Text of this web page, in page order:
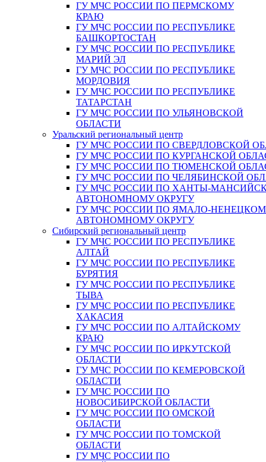
ГУ МЧС РОССИИ ПО ПЕРМСКОМУ
КРАЮ
ГУ МЧС РОССИИ ПО РЕСПУБЛИКЕ
БАШКОРТОСТАН
ГУ МЧС РОССИИ ПО РЕСПУБЛИКЕ
МАРИЙ ЭЛ
ГУ МЧС РОССИИ ПО РЕСПУБЛИКЕ
МОРДОВИЯ
ГУ МЧС РОССИИ ПО РЕСПУБЛИКЕ
ТАТАРСТАН
ГУ МЧС РОССИИ ПО УЛЬЯНОВСКОЙ
ОБЛАСТИ
Уральский региональный центр
ГУ МЧС РОССИИ ПО СВЕРДЛОВСКОЙ
ГУ МЧС РОССИИ ПО КУРГАНСКОЙ
ГУ МЧС РОССИИ ПО ТЮМЕНСКОЙ
ГУ МЧС РОССИИ ПО ЧЕЛЯБИНСКОЙ
ГУ МЧС РОССИИ ПО ХАНТЫ-
АВТОНОМНОМУ ОКРУГУ
ГУ МЧС РОССИИ ПО ЯМАЛО-
АВТОНОМНОМУ ОКРУГУ
Сибирский региональный центр
ГУ МЧС РОССИИ ПО РЕСПУБЛИКЕ
АЛТАЙ
ГУ МЧС РОССИИ ПО РЕСПУБЛИКЕ
БУРЯТИЯ
ГУ МЧС РОССИИ ПО РЕСПУБЛИКЕ
ТЫВА
ГУ МЧС РОССИИ ПО РЕСПУБЛИКЕ
ХАКАСИЯ
ГУ МЧС РОССИИ ПО АЛТАЙСКОМУ
КРАЮ
ГУ МЧС РОССИИ ПО ИРКУТСКОЙ
ОБЛАСТИ
ГУ МЧС РОССИИ ПО КЕМЕРОВСКОЙ
ОБЛАСТИ
ГУ МЧС РОССИИ ПО
НОВОСИБИРСКОЙ ОБЛАСТИ
ГУ МЧС РОССИИ ПО ОМСКОЙ
ОБЛАСТИ
ГУ МЧС РОССИИ ПО ТОМСКОЙ
ОБЛАСТИ
ГУ МЧС РОССИИ ПО